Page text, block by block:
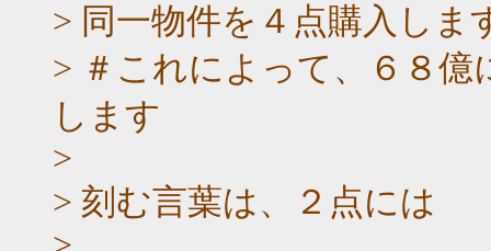
> 同一物件を４点購入しま
> ＃これによって、６８
します
>
> 刻む言葉は、２点には